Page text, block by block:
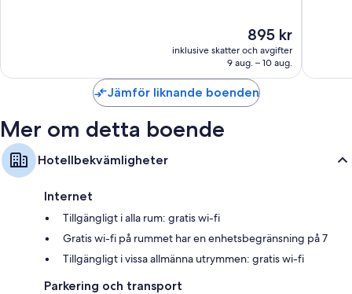
Priset
är
895 kr
895 kr
inklusive skatter och avgifter
9 aug. – 10 aug.
Jämför liknande boenden
Mer om detta boende
Hotellbekvämligheter
Internet
Tillgängligt i alla rum: gratis wi-fi
Gratis wi-fi på rummet har en enhetsbegränsning på 7
Tillgängligt i vissa allmänna utrymmen: gratis wi-fi
Parkering och transport